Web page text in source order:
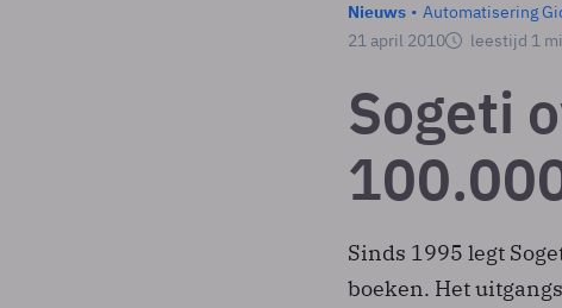
Nieuws
Automatisering
21 april 2010
leestijd 1
Sogeti
Sinds 1995 legt
boeken. Het